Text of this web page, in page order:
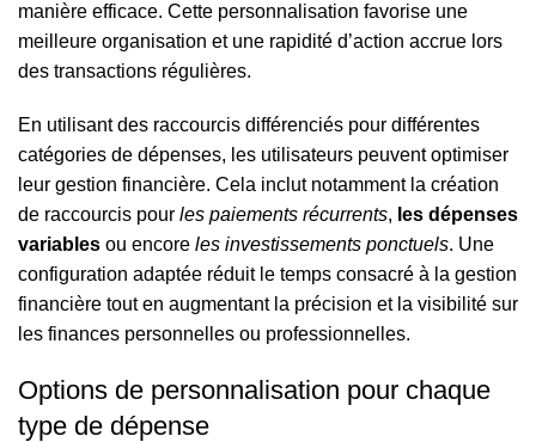
manière efficace. Cette personnalisation favorise une
meilleure organisation et une rapidité d’action accrue lors
des transactions régulières.
En utilisant des raccourcis différenciés pour différentes
catégories de dépenses, les utilisateurs peuvent optimiser
leur gestion financière. Cela inclut notamment la création
de raccourcis pour les paiements récurrents, les dépenses
variables ou encore les investissements ponctuels. Une
configuration adaptée réduit le temps consacré à la gestion
financière tout en augmentant la précision et la visibilité sur
les finances personnelles ou professionnelles.
Options de personnalisation pour chaque
type de dépense